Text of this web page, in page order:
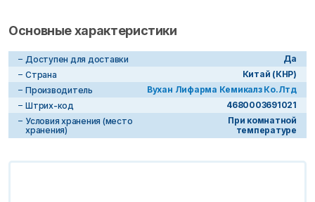
Основные характеристики
Доступен для доставки
Да
Страна
Китай (КНР)
Производитель
Вухан Лифарма Кемикалз Ко.Лтд
Штрих-код
4680003691021
Условия хранения (место
хранения)
При комнатной
температуре